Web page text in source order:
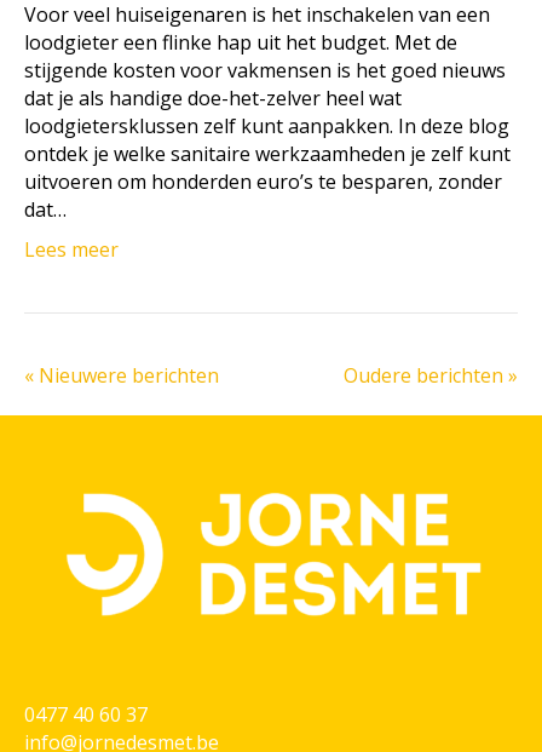
Voor veel huiseigenaren is het inschakelen van een
loodgieter een flinke hap uit het budget. Met de
stijgende kosten voor vakmensen is het goed nieuws
dat je als handige doe-het-zelver heel wat
loodgietersklussen zelf kunt aanpakken. In deze blog
ontdek je welke sanitaire werkzaamheden je zelf kunt
uitvoeren om honderden euro’s te besparen, zonder
dat…
Lees meer
« Nieuwere berichten Oudere berichten »
0477 40 60 37
info@jornedesmet.be